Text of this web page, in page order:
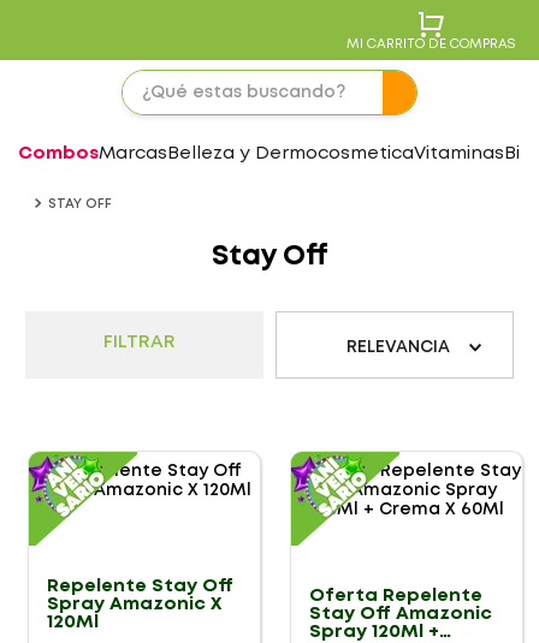
MI CARRITO DE COMPRAS
CombosMarcas Belleza y DermocosmeticaVitaminas
STAY OFF
Stay Off
FILTRAR RELEVANCIA
Repelente Stay Off
Spray Amazonic X
120Ml
Oferta Repelente
Stay Off Amazonic
Spray 120Ml +